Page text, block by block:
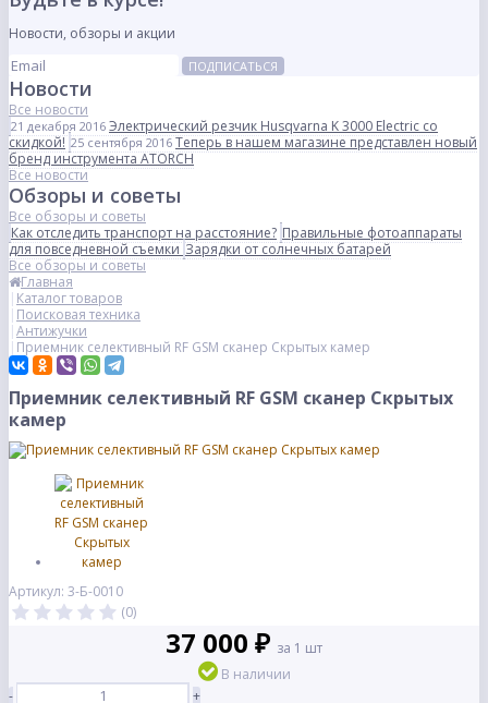
Новости, обзоры и акции
ПОДПИСАТЬСЯ
Новости
Все новости
21 декабря 2016 Электрический резчик Husqvarna K 3000 Electric со
скидкой! 25 сентября 2016 Теперь в нашем магазине представлен новый
бренд инструмента ATORCH
Все новости
Обзоры и советы
Все обзоры и советы
Как отследить транспорт на расстояние? Правильные фотоаппараты
для повседневной съемкиЗарядки от солнечных батарей
Все обзоры и советы
Главная
Каталог товаров
Поисковая техника
Антижучки
Приемник селективный RF GSM сканер Скрытых камер
Приемник селективный RF GSM сканер Скрытых
камер
Артикул: 3-Б-0010
(0)
37 000 ₽ за 1 шт
В наличии
-
+